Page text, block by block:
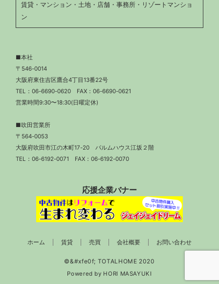
賃貸・マンション・土地・店舗・事務所・リゾートマンショ
ン
■本社
〒546-0014
大阪府東住吉区鷹合4丁目13番22号
TEL： 06-6690-0620 FAX：06-6690-0621
営業時間9:30〜18:30(日曜定休)
■吹田営業所
〒564-0053
大阪府吹田市江の木町17-20 パルムハウス江坂２階
TEL： 06-6192-0071 FAX：06-6192-0070
応援企業バナー
ホーム 賃貸 売買 会社概要 お問い合わせ
Powered by